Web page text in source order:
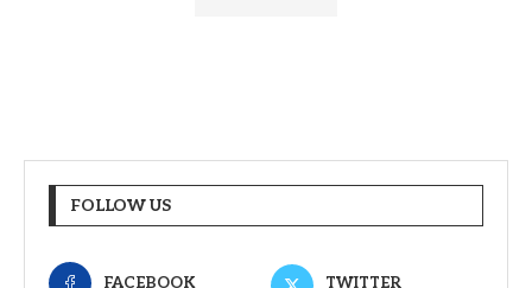
FOLLOW US
FACEBOOK TWITTER